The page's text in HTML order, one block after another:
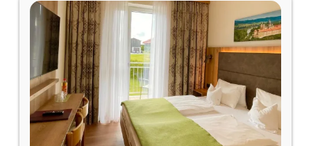
Komfort wird durch Annehmlichkeiten wie
einen Haartrockner, einen Safe, ein Radio,
frische Handtücher und eine eigene
Toilette zusätzlich erhöht. Unsere Zimmer
sind Nichtraucherzimmer, um eine
saubere und frische Umgebung zu
gewährleisten.